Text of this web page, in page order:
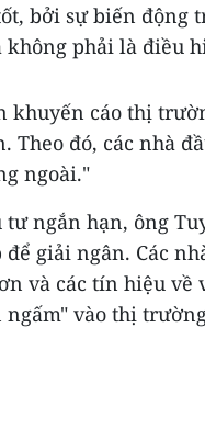
bởi sự biến động
phải là điều
khuyến cáo thị
Theo đó, các nhà
ngoài."
ngắn hạn, ông
giải ngân. Các
và các tín hiệu về
ngấm" vào thị